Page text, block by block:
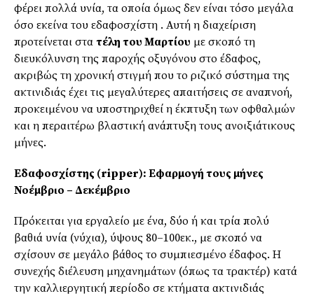
φέρει πολλά υνία, τα οποία όμως δεν είναι τόσο μεγάλα
όσο εκείνα του εδαφοσχίστη . Αυτή η διαχείριση
προτείνεται στα τέλη του Μαρτίου με σκοπό τη
διευκόλυνση της παροχής οξυγόνου στο έδαφος,
ακριβώς τη χρονική στιγμή που το ριζικό σύστημα της
ακτινιδιάς έχει τις μεγαλύτερες απαιτήσεις σε αναπνοή,
προκειμένου να υποστηριχθεί η έκπτυξη των οφθαλμών
και η περαιτέρω βλαστική ανάπτυξη τους ανοιξιάτικους
μήνες.
Εδαφοσχίστης (ripper): Εφαρμογή τους μήνες
Νοέμβριο – Δεκέμβριο
Πρόκειται για εργαλείο με ένα, δύο ή και τρία πολύ
βαθιά υνία (νύχια), ύψους 80–100εκ., με σκοπό να
σχίσουν σε μεγάλο βάθος το συμπιεσμένο έδαφος. Η
συνεχής διέλευση μηχανημάτων (όπως τα τρακτέρ) κατά
την καλλιεργητική περίοδο σε κτήματα ακτινιδιάς